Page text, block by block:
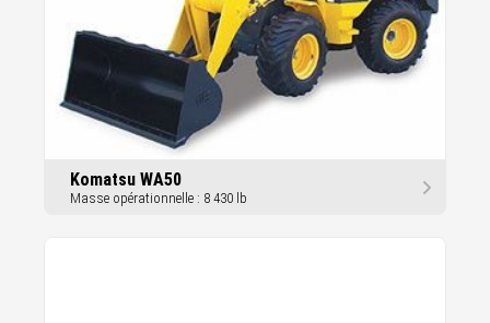
Komatsu WA50
Masse opérationnelle : 8 430 lb